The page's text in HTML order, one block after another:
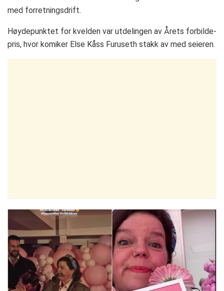
med forretningsdrift.
Høydepunktet for kvelden var utdelingen av Årets forbilde-
pris, hvor komiker Else Kåss Furuseth stakk av med seieren.